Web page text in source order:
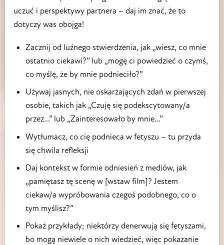
uczuć i perspektywy partnera – daj im znać, że to
dotyczy was obojga!
Zacznij od luźnego stwierdzenia, jak „wiesz, co mnie
ostatnio ciekawi?” lub „mogę ci powiedzieć o czymś,
co myślę, że by mnie podnieciło?”
Używaj jasnych, nie oskarżających zdań w pierwszej
osobie, takich jak „Czuję się podekscytowany/a
przez...” lub „Zainteresowało by mnie...”
Wytłumacz, co cię podnieca w fetyszu – tu przyda
się chwila refleksji
Daj kontekst w formie odniesień z mediów, jak
„pamiętasz tę scenę w [wstaw film]? Jestem
ciekaw/a wypróbowania czegoś podobnego, co o
tym myślisz?”
Pokaż przykłady; niektórzy denerwują się fetyszami,
bo mogą niewiele o nich wiedzieć, więc pokazanie